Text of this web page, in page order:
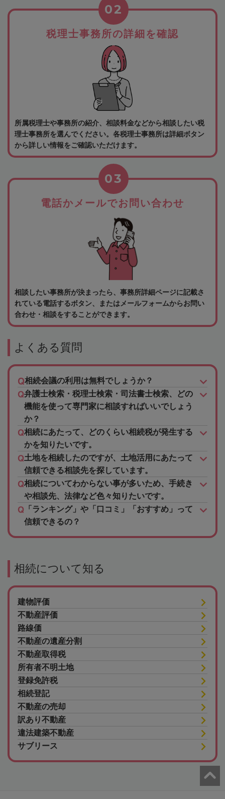
税理士事務所の詳細を確認
02
所属税理士や事務所の紹介、相談料金などから相談したい税
理士事務所を選んでください。各税理士事務所は詳細ボタン
から詳しい情報をご確認いただけます。
電話かメールでお問い合わせ
03
相談したい事務所が決まったら、事務所詳細ページに記載さ
れている電話するボタン、またはメールフォームからお問い
合わせ・相談をすることができます。
よくある質問
相続会議の利用は無料でしょうか？
弁護士検索・税理士検索・司法書士検索、どの
機能を使って専門家に相談すればいいでしょう
か？
相続にあたって、どのくらい相続税が発生する
かを知りたいです。
土地を相続したのですが、土地活用にあたって
信頼できる相談先を探しています。
相続についてわからない事が多いため、手続き
や相談先、法律など色々知りたいです。
「ランキング」や「口コミ」「おすすめ」って
信頼できるの？
相続について知る
建物評価
不動産評価
路線価
不動産の遺産分割
不動産取得税
所有者不明土地
登録免許税
相続登記
不動産の売却
訳あり不動産
違法建築不動産
サブリース